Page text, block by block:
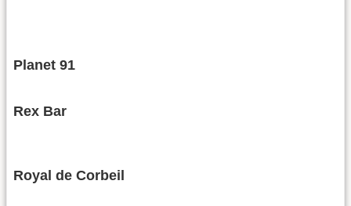
Planet 91
Rex Bar
Royal de Corbeil